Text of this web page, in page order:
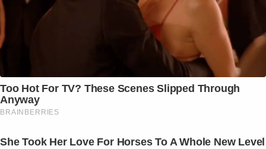
Too Hot For TV? These Scenes Slipped Through
Anyway
BRAINBERRIES
She Took Her Love For Horses To A Whole New Level